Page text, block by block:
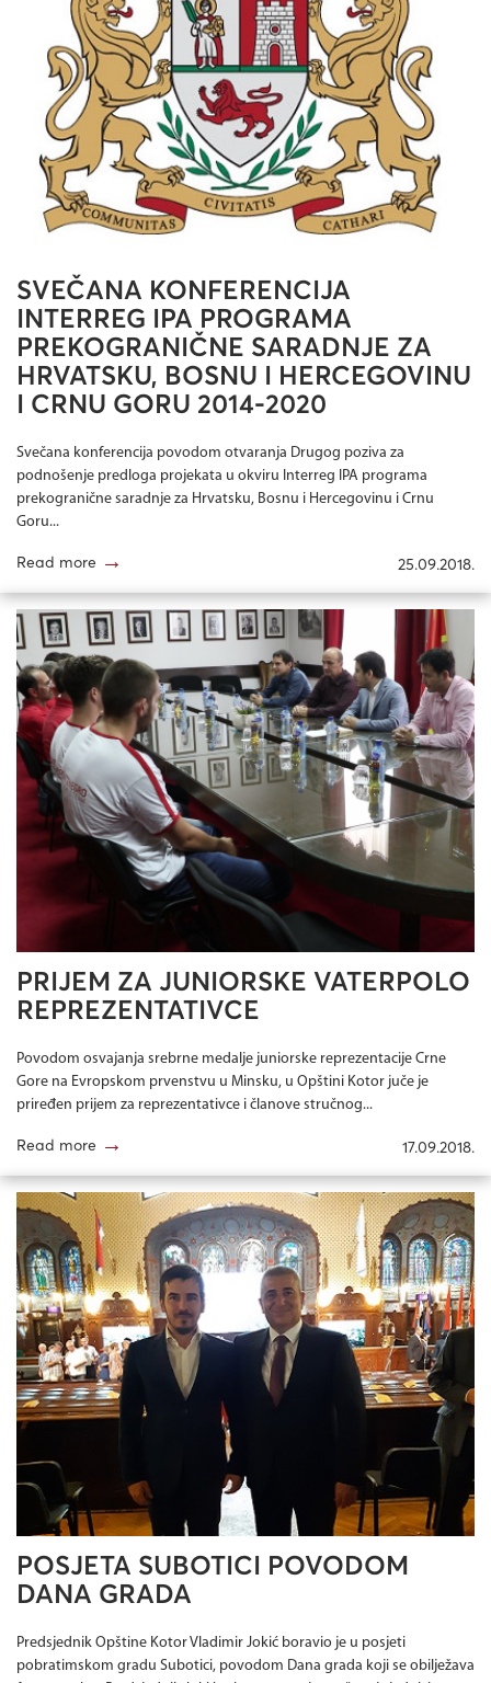
SVEČANA KONFERENCIJA
INTERREG IPA PROGRAMA
PREKOGRANIČNE SARADNJE ZA
HRVATSKU, BOSNU I HERCEGOVINU
I CRNU GORU 2014-2020
Svečana konferencija povodom otvaranja Drugog poziva za
podnošenje predloga projekata u okviru Interreg IPA programa
prekogranične saradnje za Hrvatsku, Bosnu i Hercegovinu i Crnu
Goru...
Read more → 25.09.2018.
PRIJEM ZA JUNIORSKE VATERPOLO
REPREZENTATIVCE
Povodom osvajanja srebrne medalje juniorske reprezentacije Crne
Gore na Evropskom prvenstvu u Minsku, u Opštini Kotor juče je
priređen prijem za reprezentativce i članove stručnog...
Read more → 17.09.2018.
POSJETA SUBOTICI POVODOM
DANA GRADA
Predsjednik Opštine Kotor Vladimir Jokić boravio je u posjeti
pobratimskom gradu Subotici, povodom Dana grada koji se obilježava